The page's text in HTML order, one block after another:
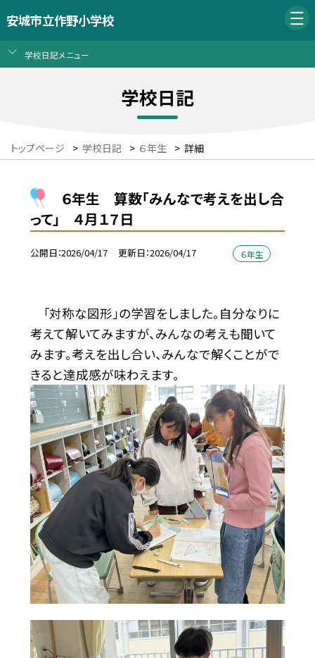
安城市立作野小学校
学校日記メニュー
学校日記
トップページ > 学校日記 > ６年生 > 詳細
６年生 算数「みんなで考えを出し合
って」 ４月１７日
公開日 2026/04/17 更新日 2026/04/17 ６年生
「対称な図形」の学習をしました。自分なりに
考えて解いてみますが、みんなの考えも聞いて
みます。考えを出し合い、みんなで解くことがで
きると達成感が味わえます。